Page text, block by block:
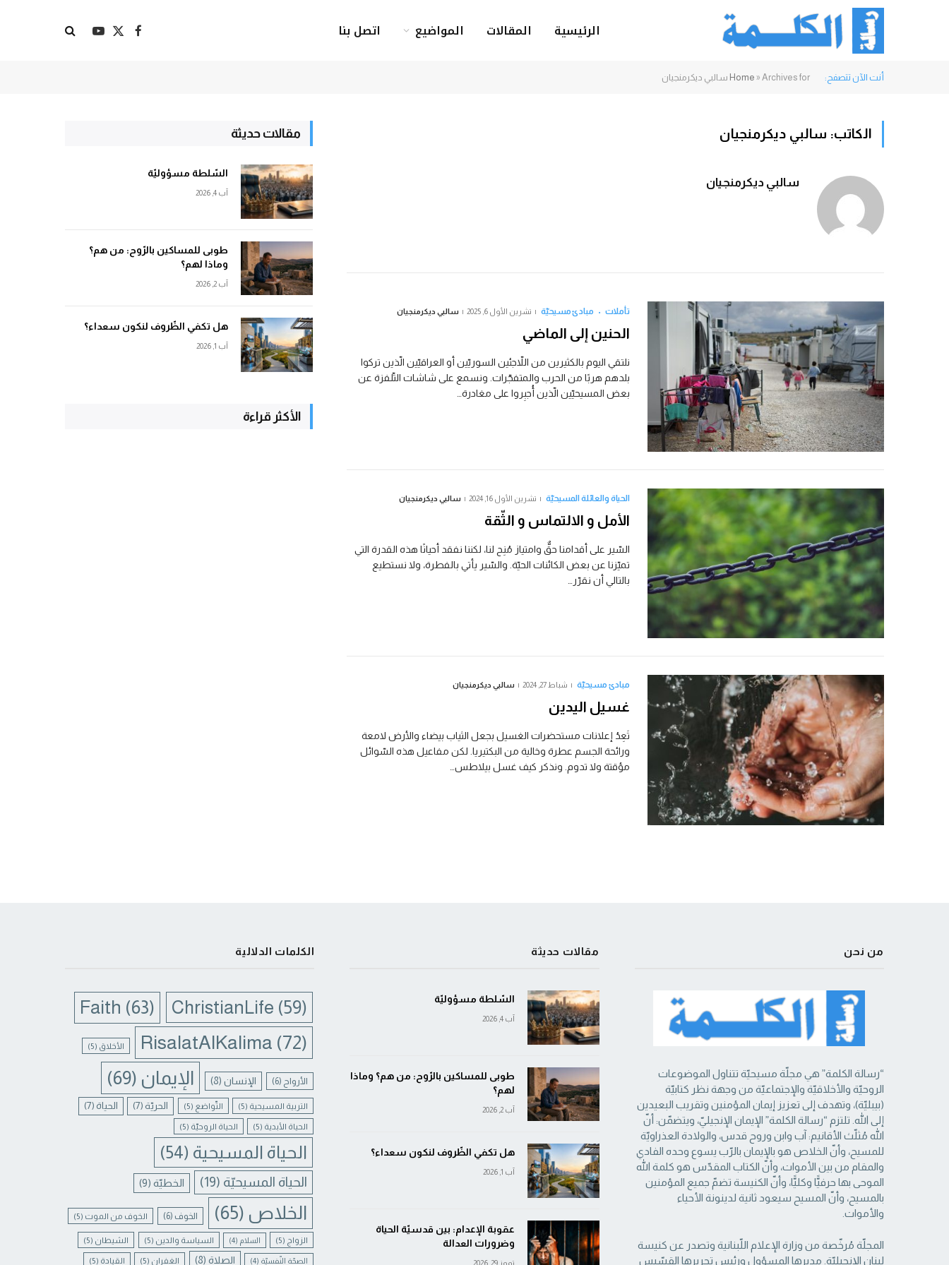
الرئيسية المقالات المواضيع اتصل بنا فيسبوك
X
يوتيوب
أنت الآن تتصفح: Home » Archives for سالبي ديكرمنجيان
الكاتب: سالبي ديكرمنجيان
سالبي ديكرمنجيان
تأملات مبادئ مسيحيّة تشرين الأول 6, 2025 سالبي ديكرمنجيان
الحنين إلى الماضي
نلتقي اليوم بالكثيرين من اللاّجئين السوريّين أو العراقيّين الّذين تركوا
بلدهم هربًا من الحرب والمتفجّرات. ونسمع على شاشات التّلفزة عن
بعض المسيحيّين الّذين أُجبِروا على مغادرة…
الحياة والعائلة المسيحيّة تشرين الأول 16, 2024 سالبي ديكرمنجيان
الأمل و الالتماس و الثّقة
السّير على أقدامنا حقٌّ وامتياز مُنِح لنا، لكننا نفقد أحيانًا هذه القدرة التي
تميّزنا عن بعض الكائنات الحيّة. والسّير يأتي بالفطرة، ولا نستطيع
بالتالي أن نقرّر…
مبادئ مسيحيّة شباط 27, 2024 سالبي ديكرمنجيان
غسيل اليدين
تَعِدُ إعلانات مستحضرات الغسيل بجعل الثياب بيضاء والأرض لامعة
ورائحة الجسم عطرة وخالية من البكتيريا. لكن مفاعيل هذه السّوائل
مؤقتة ولا تدوم. ونذكر كيف غسل بيلاطس…
مقالات حديثة
السّلطة مسؤوليّة
آب 4, 2026
طوبى للمساكين بالرّوح: من هم؟
وماذا لهم؟
آب 2, 2026
هل تكفي الظّروف لنكون سعداء؟
آب 1, 2026
الأكثر قراءة
من نحن
“رسالة الكلمة” هي مجلّة مسيحيّة تتناول الموضوعات
الروحيّة والأخلاقيّة والإجتماعيّة من ‏وجهة نظر كتابيّة
(بيبليّة)، وتهدف إلى تعزيز إيمان المؤمنين وتقريب البعيدين
إلى الله. تلتزم “رسالة ‏الكلمة” الإيمان الإنجيليّ، ويتضمّن: أنّ
الله مُثلّث الأقانيم: آب وابن وروح قدس، والولادة العذراويّة
‏للمسيح، وأنّ الخلاص هو بالإيمان بالرّب يسوع وحده الفادي
والمقام من بين الأموات، وأنّ الكتاب ‏المقدّس هو كلمة الله
الموحى بها حرفيًّا وكليًّا، وأنّ الكنيسة تضمّ جميع المؤمنين
بالمسيح، وأنّ المسيح ‏سيعود ثانية لدينونة الأحياء
والأموات. ‏
المجلّة مُرخّصة من وزارة الإعلام اللّبنانية وتصدر عن كنيسة
لبنان الإنجيليّة. مديرها المسؤول ‏ورئيس تحريرها القسّيس
مقالات حديثة
السّلطة مسؤوليّة
آب 4, 2026
طوبى للمساكين بالرّوح: من هم؟ وماذا
لهم؟
آب 2, 2026
هل تكفي الظّروف لنكون سعداء؟
آب 1, 2026
عقوبة الإعدام: بين قدسيّة الحياة
وضرورات العدالة
تموز 29, 2026
الكلمات الدلالية
ChristianLife (59)
Faith (63)
RisalatAlKalima (72) الأخلاق (5)
الأرواح (6) الإنسان(8) الإيمان (69)
التربية المسيحية (5) التّواضع (5) الحريّة (7) الحياة (7)
الحياة الأبدية (5) الحياة الروحيّة (5)
الحياة المسيحية (54)
الحياة المسيحيّة (19) الخطيّة(9)
الخلاص (65) الخوف (6) الخوف من الموت (5)
الزواج (5) السلام (4) السياسة والدين (5) الشيطان (5)
الصحّة النّفسيّة (4) الصلاة (8) الغفران (5) القيادة (5)